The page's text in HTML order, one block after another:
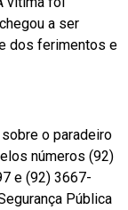
a ser
dos ferimentos e
o paradeiro
números (92)
e (92) 3667-
Pública